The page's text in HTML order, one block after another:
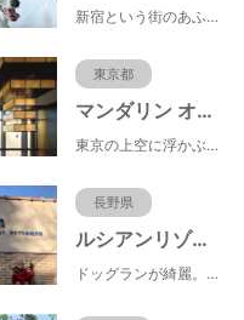
新宿という街のあふれるエネルギーを映し出すようなライブ感のあるホテルなのに、中へと足を踏み入れれば、そこは別世界に
東京都
マンダリン オリエンタル 東京
東京の上空に浮かぶマンダリン オリエンタル 東京は、眼下にすばらしい風景が広がるラグジュアリーな5つ星ホテルです。凜とした風格ある佇まいと和モダンのスタイルに、最新鋭のテクノロジー、定評あるスパ、驚きと感動に満ちた食体験、卓越したサービスを融合させ、真心を込めてお客さまをおもてなしいたします。
長野県
ルシアンリゾート旧軽井沢
ドッグランが綺麗。おもちゃが多くある。有料のドッグランなので、お客さんの質が良い。ドッグラン以外にも楽しめる場所が多い。